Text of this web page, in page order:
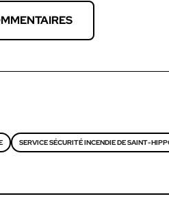
SERVICE SÉCURITÉ INCENDIE DE SAINT-